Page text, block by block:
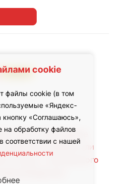
cookie
файлы cookie (в том
«Яндекс-
«Соглашаюсь»,
на обработку файлов
соответствии с нашей
либо копирование
дизайна или
лишь с письменного